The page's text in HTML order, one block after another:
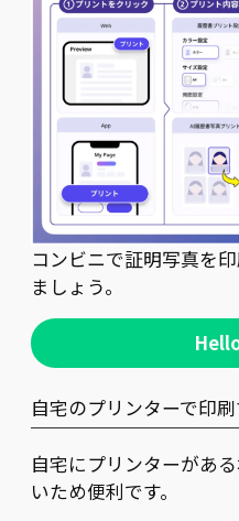
コンビニで証明写真を
ましょう。
自宅のプリンターで印
自宅にプリンターがあ
いため便利です。